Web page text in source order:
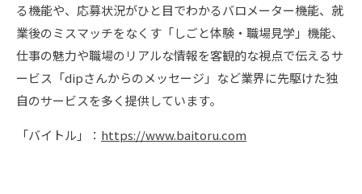
る機能や、応募状況がひと目でわかるバロメーター機能、就
業後のミスマッチをなくす「しごと体験・職場見学」機能、
仕事の魅力や職場のリアルな情報を客観的な視点で伝えるサ
ービス「dipさんからのメッセージ」など業界に先駆けた独
自のサービスを多く提供しています。
「バイトル」： https://www.baitoru.com